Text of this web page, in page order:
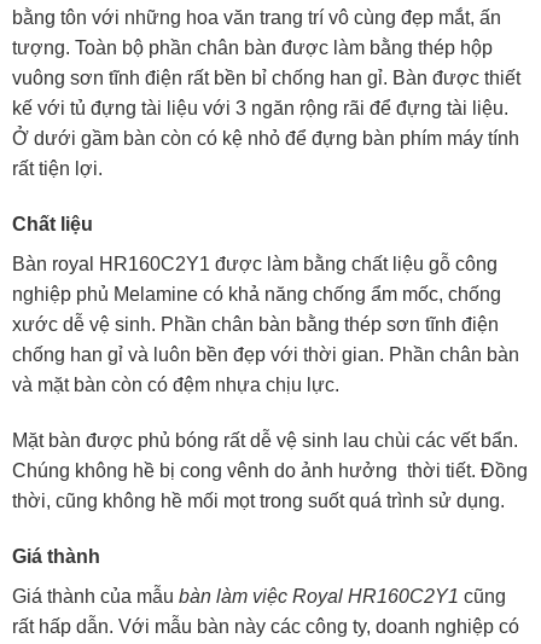
bằng tôn với những hoa văn trang trí vô cùng đẹp mắt, ấn
tượng. Toàn bộ phần chân bàn được làm bằng thép hộp
vuông sơn tĩnh điện rất bền bỉ chống han gỉ. Bàn được thiết
kế với tủ đựng tài liệu với 3 ngăn rộng rãi để đựng tài liệu.
Ở dưới gầm bàn còn có kệ nhỏ để đựng bàn phím máy tính
rất tiện lợi.
Chất liệu
Bàn royal HR160C2Y1 được làm bằng chất liệu gỗ công
nghiệp phủ Melamine có khả năng chống ẩm mốc, chống
xước dễ vệ sinh. Phần chân bàn bằng thép sơn tĩnh điện
chống han gỉ và luôn bền đẹp với thời gian. Phần chân bàn
và mặt bàn còn có đệm nhựa chịu lực.
Mặt bàn được phủ bóng rất dễ vệ sinh lau chùi các vết bẩn.
Chúng không hề bị cong vênh do ảnh hưởng thời tiết. Đồng
thời, cũng không hề mối mọt trong suốt quá trình sử dụng.
Giá thành
Giá thành của mẫu bàn làm việc Royal HR160C2Y1 cũng
rất hấp dẫn. Với mẫu bàn này các công ty, doanh nghiệp có